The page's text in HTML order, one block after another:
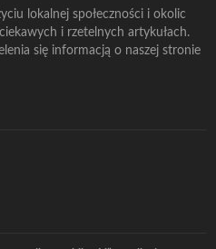
lokalnej społeczności i okolic
i rzetelnych artykułach.
się informacją o naszej stronie